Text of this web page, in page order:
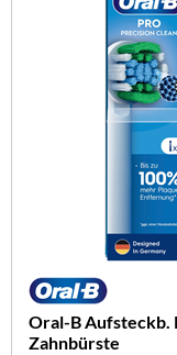
Oral-B Aufsteckb.
Zahnbürste